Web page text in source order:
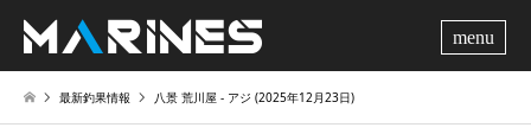
最新釣果情報 八景 荒川屋 ‐ アジ (2025年12月23日)